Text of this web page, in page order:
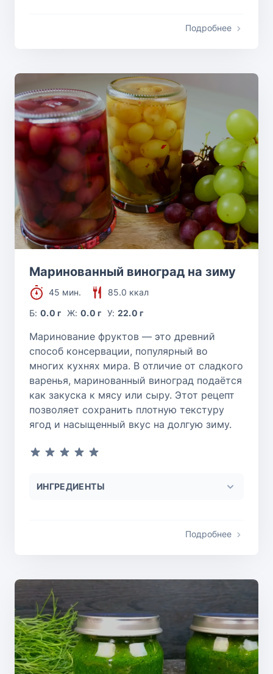
Подробнее
Маринованный виноград на зиму
45 мин.
85.0 ккал
Б:0.0 г Ж: 0.0 г У: 22.0 г
Маринование фруктов — это древний
способ консервации, популярный во
многих кухнях мира. В отличие от сладкого
варенья, маринованный виноград подаётся
как закуска к мясу или сыру. Этот рецепт
позволяет сохранить плотную текстуру
ягод и насыщенный вкус на долгую зиму.
ИНГРЕДИЕНТЫ
Подробнее